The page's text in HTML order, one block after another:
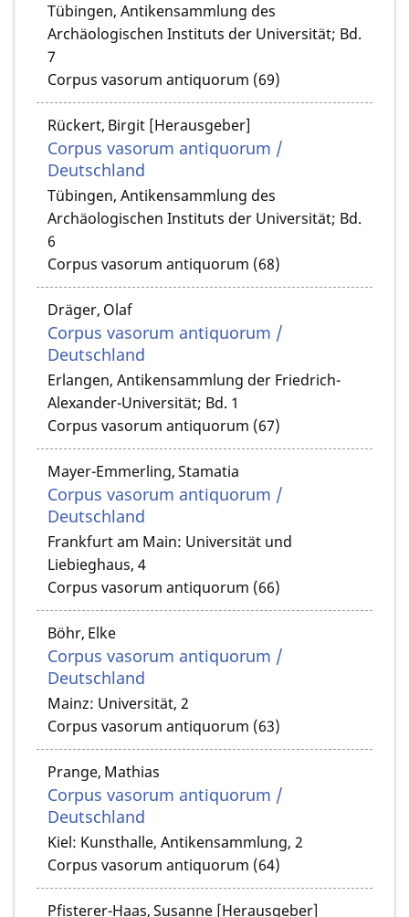
Tübingen, Antikensammlung des
Archäologischen Instituts der Universität; Bd.
7
Corpus vasorum antiquorum (69)
Rückert, Birgit [Herausgeber]
Corpus vasorum antiquorum /
Deutschland
Tübingen, Antikensammlung des
Archäologischen Instituts der Universität; Bd.
6
Corpus vasorum antiquorum (68)
Dräger, Olaf
Corpus vasorum antiquorum /
Deutschland
Erlangen, Antikensammlung der Friedrich-
Alexander-Universität; Bd. 1
Corpus vasorum antiquorum (67)
Mayer-Emmerling, Stamatia
Corpus vasorum antiquorum /
Deutschland
Frankfurt am Main: Universität und
Liebieghaus, 4
Corpus vasorum antiquorum (66)
Böhr, Elke
Corpus vasorum antiquorum /
Deutschland
Mainz: Universität, 2
Corpus vasorum antiquorum (63)
Prange, Mathias
Corpus vasorum antiquorum /
Deutschland
Kiel: Kunsthalle, Antikensammlung, 2
Corpus vasorum antiquorum (64)
Pfisterer-Haas, Susanne [Herausgeber]